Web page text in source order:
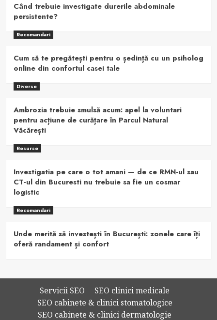
Când trebuie investigate durerile abdominale
persistente?
Recomandari
Cum să te pregătești pentru o ședință cu un psiholog
online din confortul casei tale
Diverse
Ambrozia trebuie smulsă acum: apel la voluntari
pentru acțiune de curățare în Parcul Natural
Văcărești
Resurse
Investigatia pe care o tot amani — de ce RMN-ul sau
CT-ul din Bucuresti nu trebuie sa fie un cosmar
logistic
Recomandari
Unde merită să investești în București: zonele care îți
oferă randament și confort
Servicii SEO
SEO clinici medicale
SEO cabinete & clinici stomatologice
SEO cabinete & clinici dermatologie